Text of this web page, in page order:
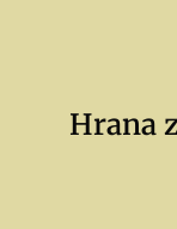
Hrana